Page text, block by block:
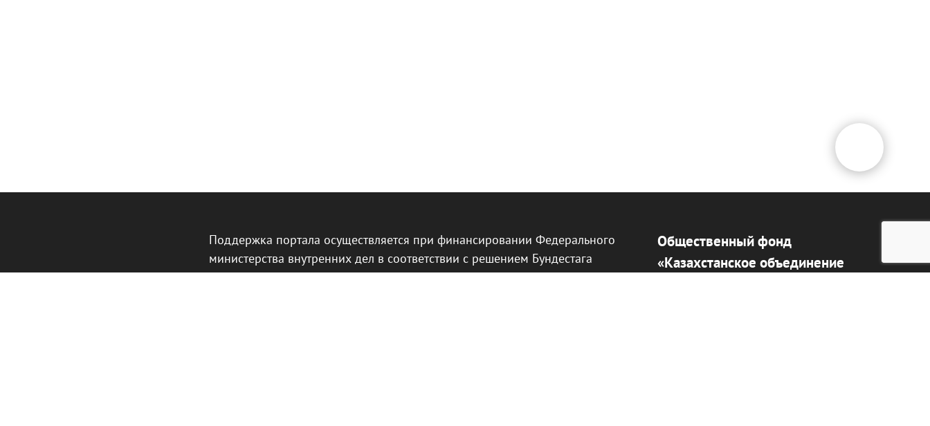
Поддержка портала осуществляется при финансировании Федерального
министерства внутренних дел в соответствии с решением Бундестага
Германии.
Общественный фонд
«Казахстанское объединение